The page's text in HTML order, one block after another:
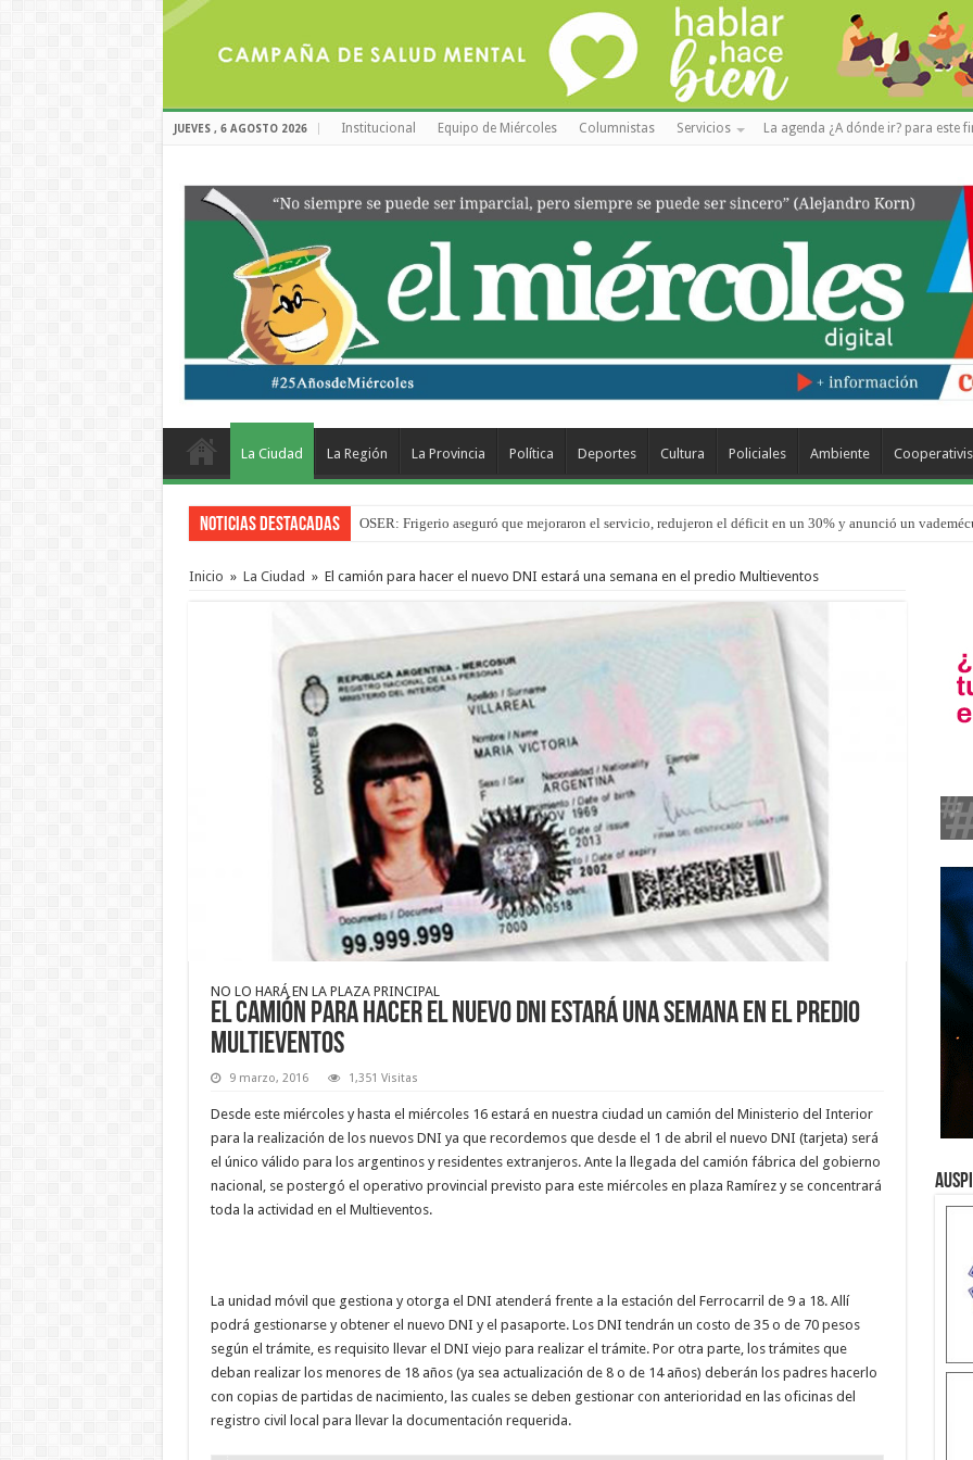
JUEVES , 6 AGOSTO 2026 Institucional Equipo de Miércoles Columnistas Servicios La agenda ¿A dónde ir? para este
La Ciudad La Región La Provincia Política Deportes Cultura Policiales Ambiente
Noticias Destacadas OSER: Frigerio aseguró que mejoraron el servicio, redujeron el déficit en un 30% y anunció un
Inicio » La Ciudad » El camión para hacer el nuevo DNI estará una semana en el predio Multieventos
NO LO HARÁ EN LA PLAZA PRINCIPAL
El camión para hacer el nuevo DNI estará una semana en el predio
Multieventos
9 marzo, 2016 1,351 Visitas
Desde este miércoles y hasta el miércoles 16 estará en nuestra ciudad un camión del Ministerio del Interior
para la realización de los nuevos DNI ya que recordemos que desde el 1 de abril el nuevo DNI (tarjeta) será
el único válido para los argentinos y residentes extranjeros. Ante la llegada del camión fábrica del gobierno
nacional, se postergó el operativo provincial previsto para este miércoles en plaza Ramírez y se concentrará
toda la actividad en el Multieventos.
La unidad móvil que gestiona y otorga el DNI atenderá frente a la estación del Ferrocarril de 9 a 18. Allí
podrá gestionarse y obtener el nuevo DNI y el pasaporte. Los DNI tendrán un costo de 35 o de 70 pesos
según el trámite, es requisito llevar el DNI viejo para realizar el trámite. Por otra parte, los trámites que
deban realizar los menores de 18 años (ya sea actualización de 8 o de 14 años) deberán los padres hacerlo
con copias de partidas de nacimiento, las cuales se deben gestionar con anterioridad en las oficinas del
registro civil local para llevar la documentación requerida.